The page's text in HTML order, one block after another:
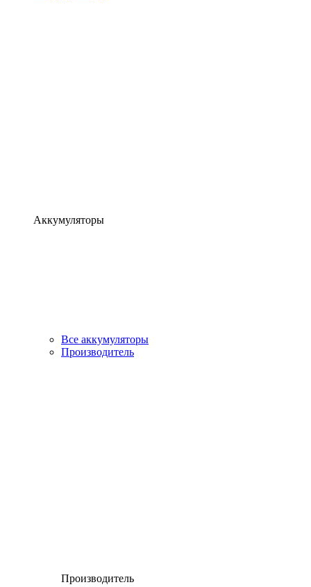
Аккумуляторы
Все аккумуляторы
Производитель
Производитель